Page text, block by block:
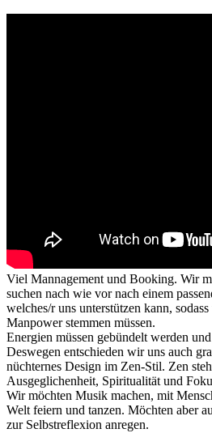
Viel Mannagement und Booking. Wir
suchen nach wie vor nach einem
welches/r uns unterstützen kann,
Manpower stemmen müssen.
Energien müssen gebündelt werden
Deswegen entschieden wir uns auch
nüchternes Design im Zen-Stil. Zen
Ausgeglichenheit, Spiritualität und
Wir möchten Musik machen, mit
Welt feiern und tanzen. Möchten aber
zur Selbstreflexion anregen.